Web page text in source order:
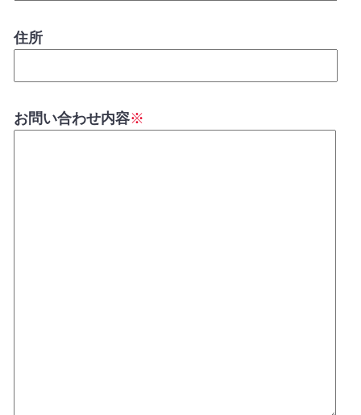
住所
お問い合わせ内容※